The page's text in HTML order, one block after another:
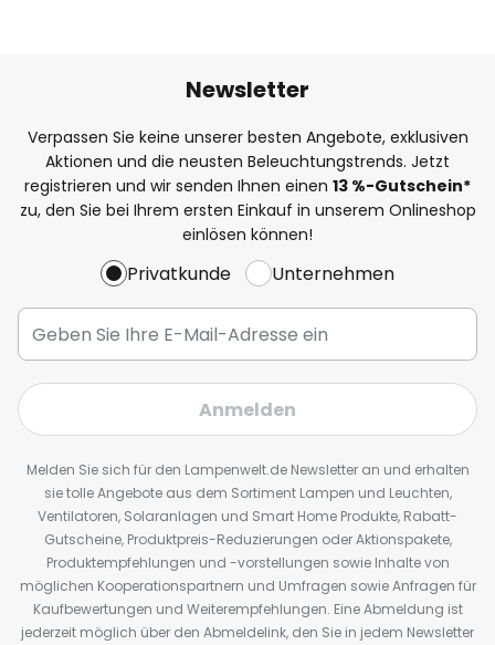
Newsletter
Verpassen Sie keine unserer besten Angebote, exklusiven
Aktionen und die neusten Beleuchtungstrends. Jetzt
registrieren und wir senden Ihnen einen 13 %-Gutschein*
zu, den Sie bei Ihrem ersten Einkauf in unserem Onlineshop
einlösen können!
Privatkunde Unternehmen
Anmelden
Melden Sie sich für den Lampenwelt.de Newsletter an und erhalten
sie tolle Angebote aus dem Sortiment Lampen und Leuchten,
Ventilatoren, Solaranlagen und Smart Home Produkte, Rabatt-
Gutscheine, Produktpreis-Reduzierungen oder Aktionspakete,
Produktempfehlungen und -vorstellungen sowie Inhalte von
möglichen Kooperationspartnern und Umfragen sowie Anfragen für
Kaufbewertungen und Weiterempfehlungen. Eine Abmeldung ist
jederzeit möglich über den Abmeldelink, den Sie in jedem Newsletter